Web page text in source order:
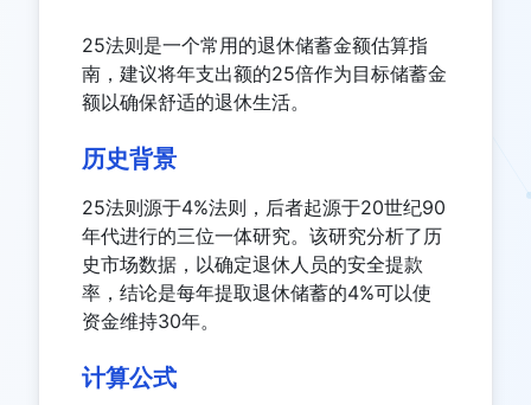
25法则是一个常用的退休储蓄金额估算指
南，建议将年支出额的25倍作为目标储蓄金
额以确保舒适的退休生活。
历史背景
25法则源于4%法则，后者起源于20世纪90
年代进行的三位一体研究。该研究分析了历
史市场数据，以确定退休人员的安全提款
率，结论是每年提取退休储蓄的4%可以使
资金维持30年。
计算公式